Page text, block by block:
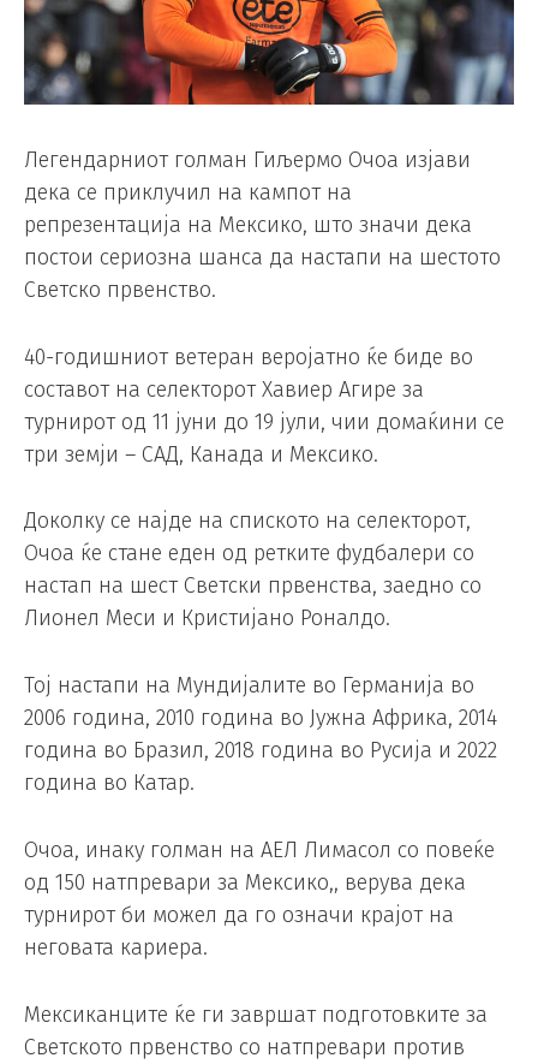
Легендарниот голман Гиљермо Очоа изјави
дека се приклучил на кампот на
репрезентација на Мексико, што значи дека
постои сериозна шанса да настапи на шестото
Светско првенство.
40-годишниот ветеран веројатно ќе биде во
составот на селекторот Хавиер Агире за
турнирот од 11 јуни до 19 јули, чии домаќини се
три земји – САД, Канада и Мексико.
Доколку се најде на спиското на селекторот,
Очоа ќе стане еден од ретките фудбалери со
настап на шест Светски првенства, заедно со
Лионел Меси и Кристијано Роналдо.
Тој настапи на Мундијалите во Германија во
2006 година, 2010 година во Јужна Африка, 2014
година во Бразил, 2018 година во Русија и 2022
година во Катар.
Очоа, инаку голман на АЕЛ Лимасол со повеќе
од 150 натпревари за Мексико,, верува дека
турнирот би можел да го означи крајот на
неговата кариера.
Мексиканците ќе ги завршат подготовките за
Светското првенство со натпревари против